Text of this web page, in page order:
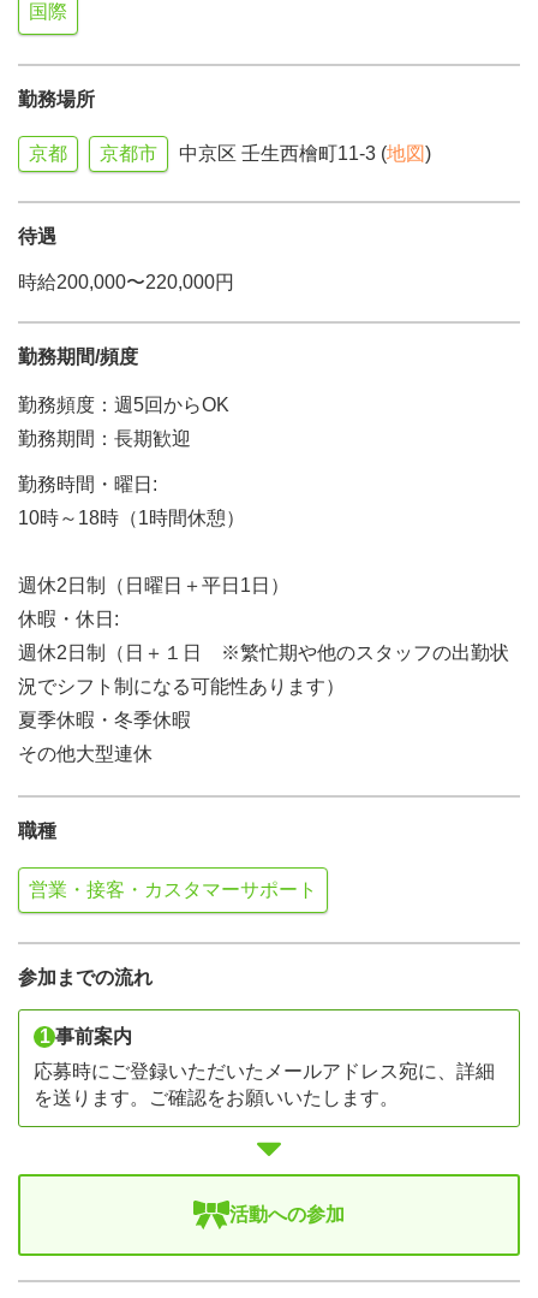
国際
勤務場所
京都 京都市 中京区 壬生西檜町11-3 (地図)
待遇
時給200,000〜220,000円
勤務期間/頻度
勤務頻度：週5回からOK
勤務期間：長期歓迎
勤務時間・曜日:
10時～18時（1時間休憩）
週休2日制（日曜日＋平日1日）
休暇・休日:
週休2日制（日＋１日 ※繁忙期や他のスタッフの出勤状
況でシフト制になる可能性あります）
夏季休暇・冬季休暇
その他大型連休
職種
営業・接客・カスタマーサポート
参加までの流れ
1 事前案内
応募時にご登録いただいたメールアドレス宛に、詳細
を送ります。ご確認をお願いいたします。
活動への参加